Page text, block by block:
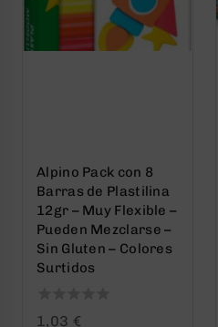
Alpino Pack con 8
Barras de Plastilina
12gr – Muy Flexible –
Pueden Mezclarse –
Sin Gluten – Colores
Surtidos
01,03 €